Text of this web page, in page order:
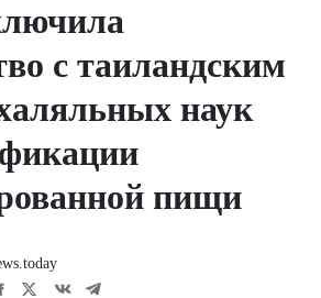
с таиландским
наук
пищи